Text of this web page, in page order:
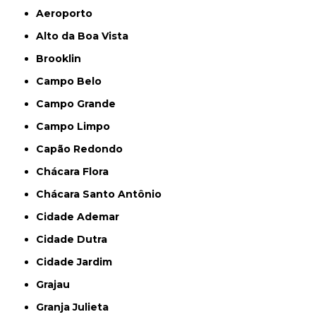
Aeroporto
Alto da Boa Vista
Brooklin
Campo Belo
Campo Grande
Campo Limpo
Capão Redondo
Chácara Flora
Chácara Santo Antônio
Cidade Ademar
Cidade Dutra
Cidade Jardim
Grajau
Granja Julieta